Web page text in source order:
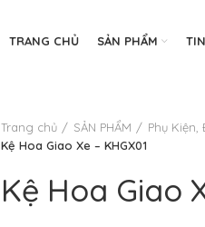
TRANG CHỦ SẢN PHẨM
Trang chủ SẢN PHẨM Phụ
Kệ Hoa Giao Xe – KHGX01
Kệ Hoa Giao